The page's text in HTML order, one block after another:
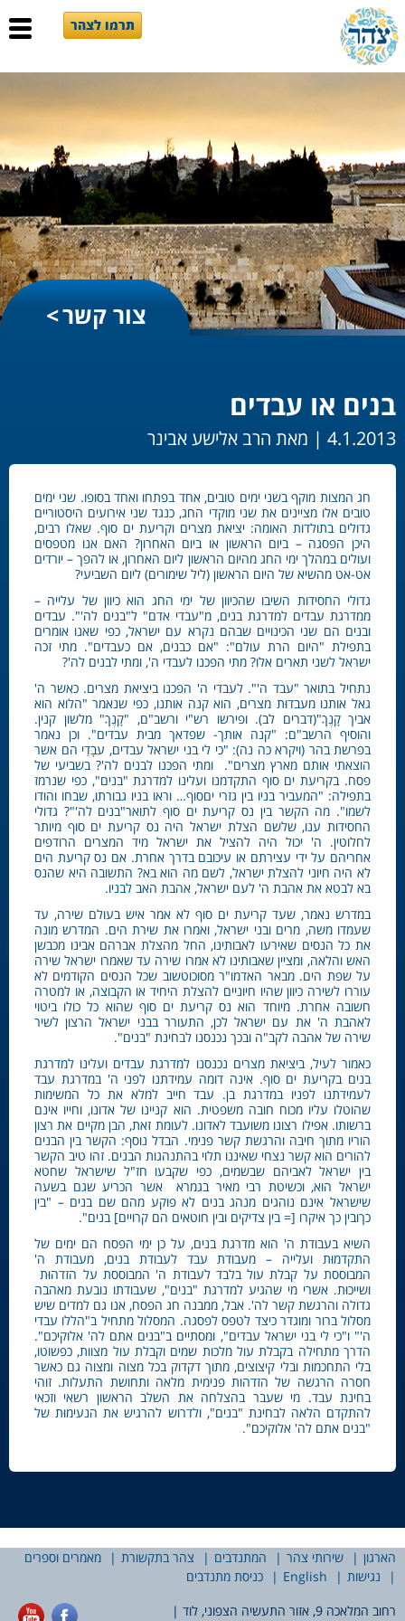
תרמו לצהר
צור קשר
בנים או עבדים
4.1.2013 | מאת הרב אלישע אבינר
חג המצות מוקף בשני ימים טובים, אחד בפתחו ואחד בסופו. שני ימים
טובים אלו מציינים את שני מוקדי החג, כנגד שני אירועים היסטוריים
גדולים בתולדות האומה: יציאת מצרים וקריעת ים סוף. שאלו רבים,
היכן הפסגה – ביום הראשון או ביום האחרון? האם אנו מטפסים
ועולים במהלך ימי החג מהיום הראשון ליום האחרון, או להפך – יורדים
אט-אט מהשיא של היום הראשון (ליל שימורים) ליום השביעי?
גדולי החסידות השיבו שהכיוון של ימי החג הוא כיוון של עלייה –
ממדרגת עבדים למדרגת בנים, מ"עבדי אדם" ל"בנים לה'". עבדים
ובנים הם שני הכינויים שבהם נקרא עם ישראל, כפי שאנו אומרים
בתפילת "היום הרת עולם": "אם כבנים, אם כעבדים". מתי זכה
ישראל לשני תארים אלו? מתי הפכנו לעבדי ה', ומתי לבנים לה'?
נתחיל בתואר "עבד ה'". לעבדי ה' הפכנו ביציאת מצרים. כאשר ה'
גאל אותנו מעבדוּת מצרים, הוא קנה אותנו, כפי שנאמר "הלוא הוא
אביך קָנֶךָ"(דברים לב). ופירשו רש"י ורשב"ם, "קָנֶךָ" מלשון קנין.
והוסיף הרשב"ם: "קנה אותך- שפדאך מבית עבדים". וכן נאמר
בפרשת בהר (ויקרא כה נה): "כי לי בני ישראל עבדים, עבָדַי הם אשר
הוצאתי אותם מארץ מצרים". ומתי הפכנו לבנים לה'? בשביעי של
פסח. בקריעת ים סוף התקדמנו ועלינו למדרגת "בנים", כפי שנרמז
בתפילה: "המעביר בניו בין גזרי יםסוף… וראו בניו גבורתו, שבחו והודו
לשמו". מה הקשר בין נס קריעת ים סוף לתואר"בנים לה'"? גדולי
החסידות ענו, שלשם הצלת ישראל היה נס קריעת ים סוף מיותר
לחלוטין. ה' יכול היה להציל את ישראל מיד המצרים הרודפים
אחריהם על ידי עצירתם או עיכובם בדרך אחרת. אם נס קריעת הים
לא היה חיוני להצלת ישראל, לשם מה הוא בא? התשובה היא שהנס
בא לבטא את אהבת ה' לעם ישראל, אהבת האב לבניו.
במדרש נאמר, שעד קריעת ים סוף לא אמר איש בעולם שירה, עד
שעמדו משה, מרים ובני ישראל, ואמרו את שירת הים. המדרש מונה
את כל הנסים שאירעו לאבותינו, החל מהצלת אברהם אבינו מכבשן
האש והלאה, ומציין שאבותינו לא אמרו שירה עד שאמרו ישראל שירה
על שפת הים. מבאר האדמו"ר מסוכוטשוב שכל הנסים הקודמים לא
עוררו לשירה כיוון שהיו חיוניים להצלת היחיד או הקבוצה, או למטרה
חשובה אחרת. מיוחד הוא נס קריעת ים סוף שהוא כל כולו ביטוי
לאהבת ה' את עם ישראל לכן, התעורר בבני ישראל הרצון לשיר
שירה של אהבה לקב"ה ובכך נכנסנו לבחינת "בנים".
כאמור לעיל, ביציאת מצרים נכנסנו למדרגת עבדים ועלינו למדרגת
בנים בקריעת ים סוף. אינה דומה עמידתנו לפני ה' במדרגת עבד
לעמידתנו לפניו במדרגת בן. עבד חייב למלא את כל המשימות
שהוטלו עליו מכוח חובה משפטית. הוא קניינו של אדונו, וחייו אינם
ברשותו. אפילו רצונו משועבד לאדונו. לעומת זאת, הבן מקיים את רצון
הוריו מתוך חיבה והרגשת קשר פנימי. הבדל נוסף: הקשר בין הבנים
להורים הוא קשר נצחי שאיננו תלוי בהתנהגות הבנים. זהו טיב הקשר
בין ישראל לאביהם שבשמים, כפי שקבעו חז"ל שישראל שחטא
ישראל הוא, וכשיטת רבי מאיר בגמרא אשר הכריע שגם בשעה
שישראל אינם נוהגים מנהג בנים לא פוקע מהם שם בנים – "בין
כךובין כך איקרו [= בין צדיקים ובין חוטאים הם קרויים] בנים".
השיא בעבודת ה' הוא מדרגת בנים, על כן ימי הפסח הם ימים של
התקדמוּת ועלייה – מעבודת עבד לעבודת בנים, מעבודת ה'
המבוססת על קבלת עול בלבד לעבודת ה' המבוססת על הזדהוּת
ושייכוּת. אשרי מי שהגיע למדרגת "בנים", שעבודתו נובעת מאהבה
גדולה והרגשת קשר לה'. אבל, ממבנה חג הפסח, אנו גם למדים שיש
מסלול ברור ומוגדר כיצד לטפס לפסגה. המסלול מתחיל ב"הללו עבדי
ה'" ו"כי לי בני ישראל עבדים", ומסתיים ב"בנים אתם לה' אלוקיכם".
הדרך מתחילה בקבלת עול מלכות שמים וקבלת עול מצוות, כפשוטו,
בלי התחכמות ובלי קיצוצים, מתוך דקדוק בכל מצוה ומצוה גם כאשר
חסרה הרגשה של הזדהות פנימית מלאה ותחושת התעלות. זוהי
בחינת עבד. מי שעבר בהצלחה את השלב הראשון רשאי וזכאי
להתקדם הלאה לבחינת "בנים", ולדרוש להרגיש את הנעימוּת של
"בנים אתם לה' אלוקיכם".
הארגון שירותי צהר המתנדבים צהר בתקשורת
מאמרים וספרים
נגישות
English
כניסת מתנדבים
רחוב המלאכה 9, אזור התעשיה הצפוני, לוד |